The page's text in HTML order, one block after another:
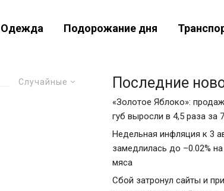
Одежда Подорожание дня
Случайные Последние
«Золотое Яблоко»:
губ выросли в 4,5 раза за
Недельная инфляция к 3
замедлилась до –0.02%
мяса
Сбой затронул сайты и